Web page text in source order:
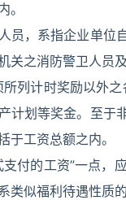
。
员，系指企业单位
关之消防警卫人员
列计时奖励以外
计划等奖金。至于
于工资总额之内。
付的工资”一点
类似福利待遇性质